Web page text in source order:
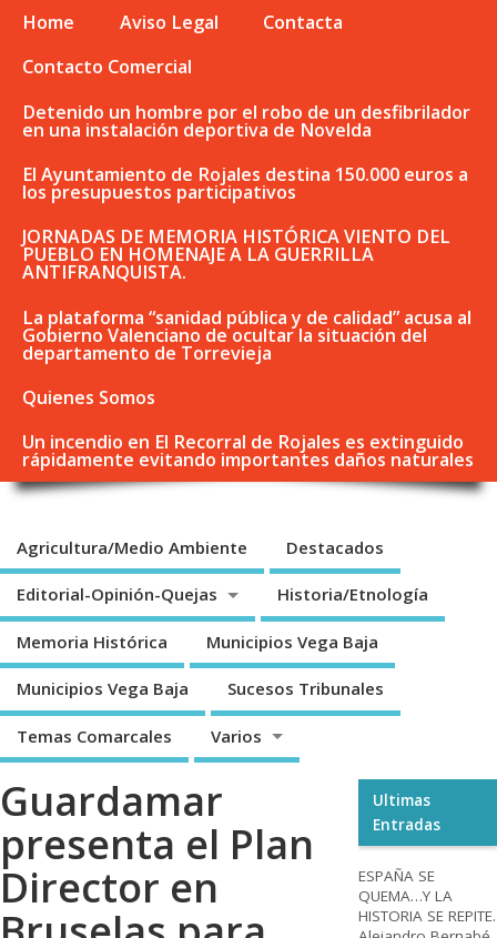
Home Aviso Legal
Contacta
Contacto Comercial
Detenido un hombre por el robo de un desfibrilador
en una instalación deportiva de Novelda
El Ayuntamiento de Rojales destina 150.000 euros a
los presupuestos participativos
JORNADAS DE MEMORIA HISTÓRICA VIENTO DEL
PUEBLO EN HOMENAJE A LA GUERRILLA
ANTIFRANQUISTA.
La plataforma “sanidad pública y de calidad” acusa al
Gobierno Valenciano de ocultar la situación del
departamento de Torrevieja
Quienes Somos
Un incendio en El Recorral de Rojales es extinguido
rápidamente evitando importantes daños naturales
Agricultura/Medio Ambiente Destacados
Editorial-Opinión-Quejas Historia/Etnología
Memoria Histórica Municipios Vega Baja
Municipios Vega Baja Sucesos Tribunales
Temas Comarcales Varios
Guardamar
presenta el Plan
Director en
Ultimas
Entradas
ESPAÑA SE
QUEMA…Y LA
HISTORIA SE REPITE.